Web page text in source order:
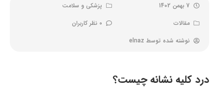
7 بهمن 1402
پزشکی و سلامت
مقالات
0 نظر کاربران
نوشته شده توسط elnaz
درد کلیه نشانه چیست؟